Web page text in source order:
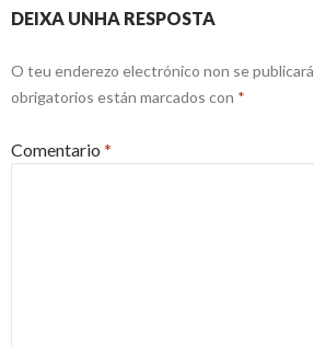
DEIXA UNHA RESPOSTA
O teu enderezo electrónico non se publicará
obrigatorios están marcados con *
Comentario *